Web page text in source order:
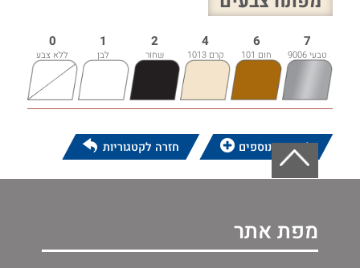
0
ללא צבע
1
לבן
2
שחור
4
קרם 1013
6
חום 101
7
טבעי 9006
לפרטים נוספים חזרה לקטגוריות
מפת אתר